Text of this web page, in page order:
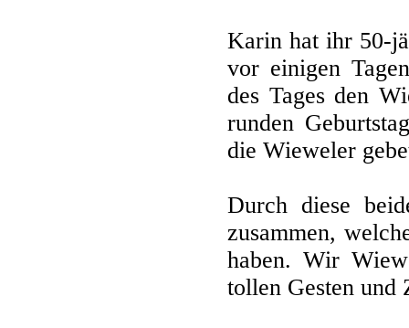
Karin hat ihr 50-
vor einigen
des Tages den
runden
die Wieweler
Durch diese
zusammen,
haben. Wir
tollen Gesten und